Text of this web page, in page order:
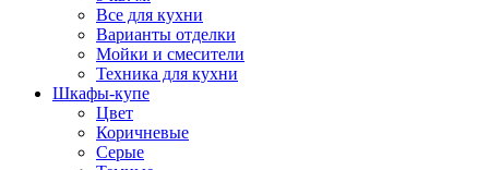
Все для кухни
Варианты отделки
Мойки и смесители
Техника для кухни
Шкафы-купе
Цвет
Коричневые
Серые